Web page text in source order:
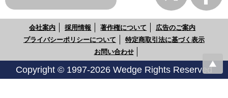
会社案内 採用情報 著作権について
広告のご案内
プライバシーポリシーについて
特定商取引法に基づく表示
お問い合わせ
Copyright © 1997-2026 Wedge Rights Reserved